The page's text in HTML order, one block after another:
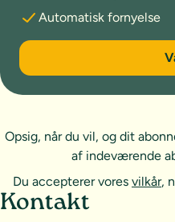
Automatisk fornyelse
6 måneder
Opsig, når du vil, og dit
af indeværende
Du accepterer vores vilkår,
Sideoversigt og
Kontakt